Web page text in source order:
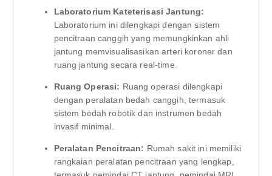
Laboratorium Kateterisasi Jantung:
Laboratorium ini dilengkapi dengan sistem
pencitraan canggih yang memungkinkan ahli
jantung memvisualisasikan arteri koroner dan
ruang jantung secara real-time.
Ruang Operasi: Ruang operasi dilengkapi
dengan peralatan bedah canggih, termasuk
sistem bedah robotik dan instrumen bedah
invasif minimal.
Peralatan Pencitraan: Rumah sakit ini memiliki
rangkaian peralatan pencitraan yang lengkap,